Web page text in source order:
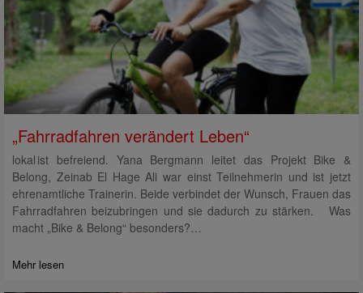
„Fahrradfahren verändert Leben“
lokal ist befreiend. Yana Bergmann leitet das Projekt Bike &
Belong, Zeinab El Hage Ali war einst Teilnehmerin und ist jetzt
ehrenamtliche Trainerin. Beide verbindet der Wunsch, Frauen das
Fahrradfahren beizubringen und sie dadurch zu stärken. Was
macht „Bike & Belong“ besonders?…
Mehr lesen